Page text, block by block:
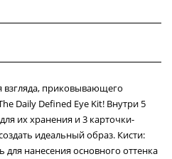
взгляда, приковывающего
Daily Defined Eye Kit! Внутри 5
их хранения и 3 карточки-
идеальный образ. Кисти:
нанесения основного оттенка